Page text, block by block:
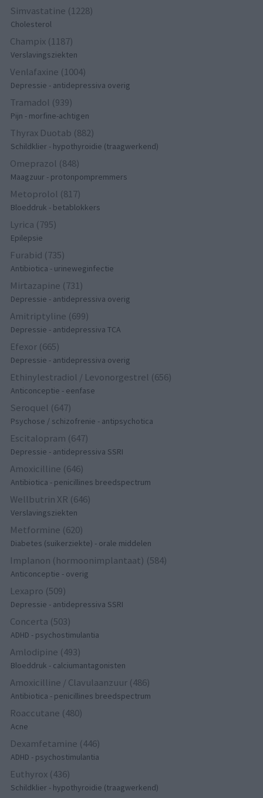
Simvastatine (1228)
Cholesterol
Champix (1187)
Verslavingsziekten
Venlafaxine (1004)
Depressie - antidepressiva overig
Tramadol (939)
Pijn - morfine-achtigen
Thyrax Duotab (882)
Schildklier - hypothyroidie (traagwerkend)
Omeprazol (848)
Maagzuur - protonpompremmers
Metoprolol (817)
Bloeddruk - betablokkers
Lyrica (795)
Epilepsie
Furabid (735)
Antibiotica - urineweginfectie
Mirtazapine (731)
Depressie - antidepressiva overig
Amitriptyline (699)
Depressie - antidepressiva TCA
Efexor (665)
Depressie - antidepressiva overig
Ethinylestradiol / Levonorgestrel (656)
Anticonceptie - eenfase
Seroquel (647)
Psychose / schizofrenie - antipsychotica
Escitalopram (647)
Depressie - antidepressiva SSRI
Amoxicilline (646)
Antibiotica - penicillines breedspectrum
Wellbutrin XR (646)
Verslavingsziekten
Metformine (620)
Diabetes (suikerziekte) - orale middelen
Implanon (hormoonimplantaat) (584)
Anticonceptie - overig
Lexapro (509)
Depressie - antidepressiva SSRI
Concerta (503)
ADHD - psychostimulantia
Amlodipine (493)
Bloeddruk - calciumantagonisten
Amoxicilline / Clavulaanzuur (486)
Antibiotica - penicillines breedspectrum
Roaccutane (480)
Acne
Dexamfetamine (446)
ADHD - psychostimulantia
Euthyrox (436)
Schildklier - hypothyroidie (traagwerkend)